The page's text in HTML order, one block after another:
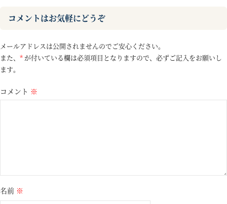
コメントはお気軽にどうぞ
メールアドレスは公開されませんのでご安心ください。
また、 * が付いている欄は必須項目となりますので、必ずご記入をお願いし
ます。
コメント ※
名前 ※